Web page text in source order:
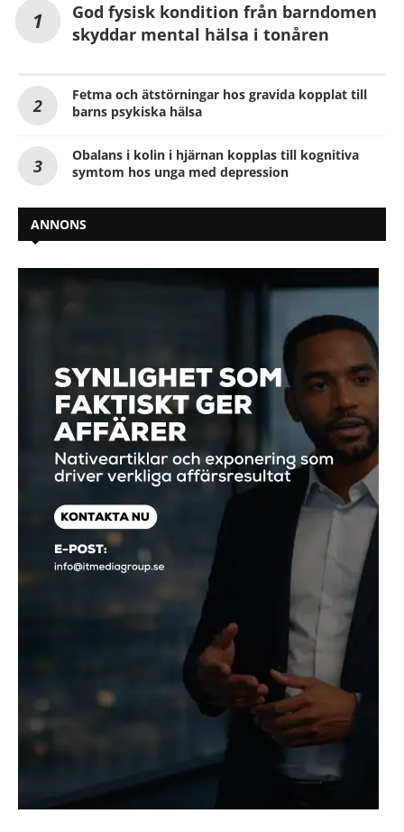
God fysisk kondition från barndomen
skyddar mental hälsa i tonåren
Fetma och ätstörningar hos gravida kopplat till
barns psykiska hälsa
Obalans i kolin i hjärnan kopplas till kognitiva
symtom hos unga med depression
ANNONS